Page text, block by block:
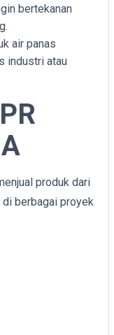
bertekanan
air panas
industri atau
produk dari
berbagai proyek